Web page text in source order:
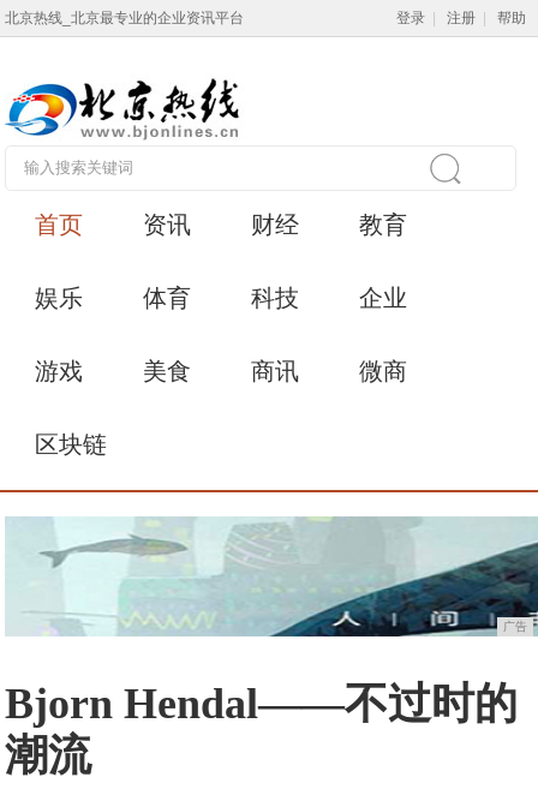
北京热线_北京最专业的企业资讯平台 登录 注册 帮助
首页 资讯 财经 教育
娱乐 体育 科技 企业
游戏 美食 商讯 微商
区块链
广告
Bjorn Hendal——不过时的
潮流